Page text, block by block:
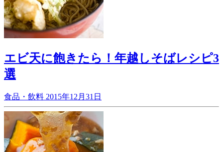
エビ天に飽きたら！年越しそばレシピ3
選
食品・飲料 2015年12月31日